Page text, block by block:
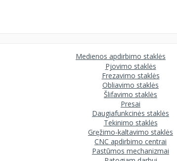
Medienos apdirbimo staklės
Pjovimo staklės
Frezavimo staklės
Obliavimo staklės
Šlifavimo staklės
Presai
Daugiafunkcinės staklės
Tekinimo staklės
Gręžimo-kaltavimo staklės
CNC apdirbimo centrai
Pastūmos mechanizmai